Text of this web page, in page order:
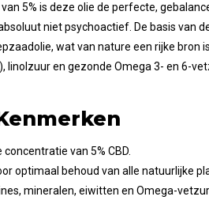
5% is deze olie de perfecte,
niet psychoactief. De basis van
wat van nature een rijke bron
linolzuur en gezonde Omega 3- en 6-
van 5% CBD.
optimaal behoud van alle natuurlijke
mineralen, eiwitten en Omega-